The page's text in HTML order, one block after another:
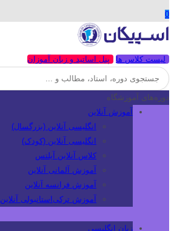
0
لیست کلاس ها پنل اساتید و زبان آموزان
دوره‌های آموزشگاه
آموزش آنلاین
انگلیسی آنلاین (بزرگسال)
انگلیسی آنلاین (کودک)
کلاس آنلاین آیلتس
آموزش آلمانی آنلاین
آموزش فرانسه آنلاین
آموزش ترکی‌استانبولی آنلاین
زبان انگلیسی